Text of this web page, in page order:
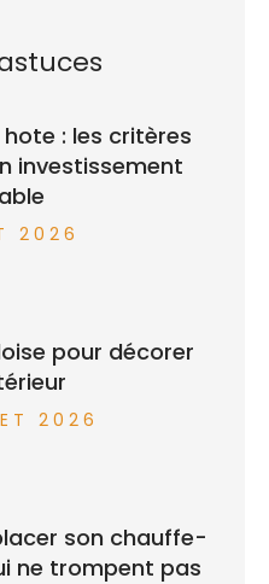
: les critères
investissement
2026
pour décorer
2026
son chauffe-
ne trompent pas